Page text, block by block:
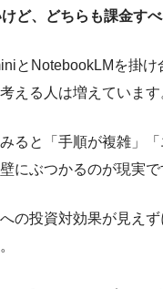
ど、どちらも課金すべ
とNotebookLMを掛け
える人は増えています
ると「手順が複雑」
にぶつかるのが現実で
の投資対効果が見えず